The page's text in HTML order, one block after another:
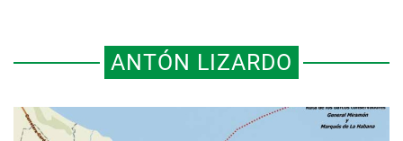
ANTÓN LIZARDO